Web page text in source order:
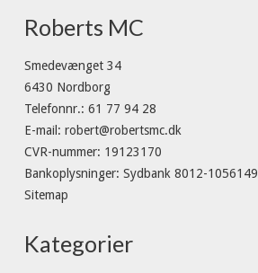
Roberts MC
Smedevænget 34
6430 Nordborg
Telefonnr.: 61 77 94 28
E-mail : robert@robertsmc.dk
CVR-nummer: 19123170
Bankoplysninger: Sydbank 8012-1056149
Sitemap
Kategorier